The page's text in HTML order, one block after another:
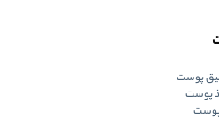
پوست
پوست